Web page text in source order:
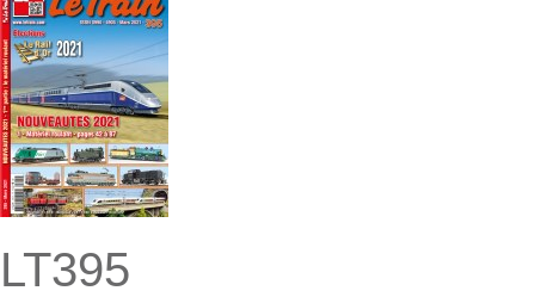
LT395